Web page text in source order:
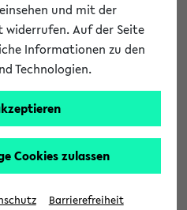
Veranstaltungstermine
innerhalb der nächsten 2
werden nur Termine,
und nicht
Semester.
Raumänderungen kann nur
Fakultäten von den Lehrenden
und diese Änderungen
einsehen und mit der
Auf der Seite
Informationen zu den
Technologien.
Cookies zulassen
Barrierefreiheit